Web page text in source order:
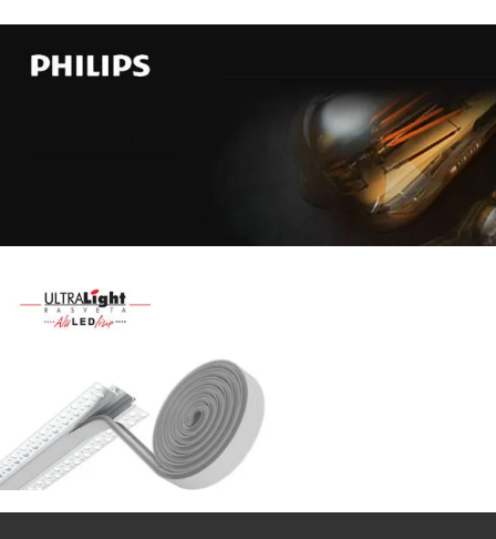
Najveći
izbor
SIJALICA
u
regionu